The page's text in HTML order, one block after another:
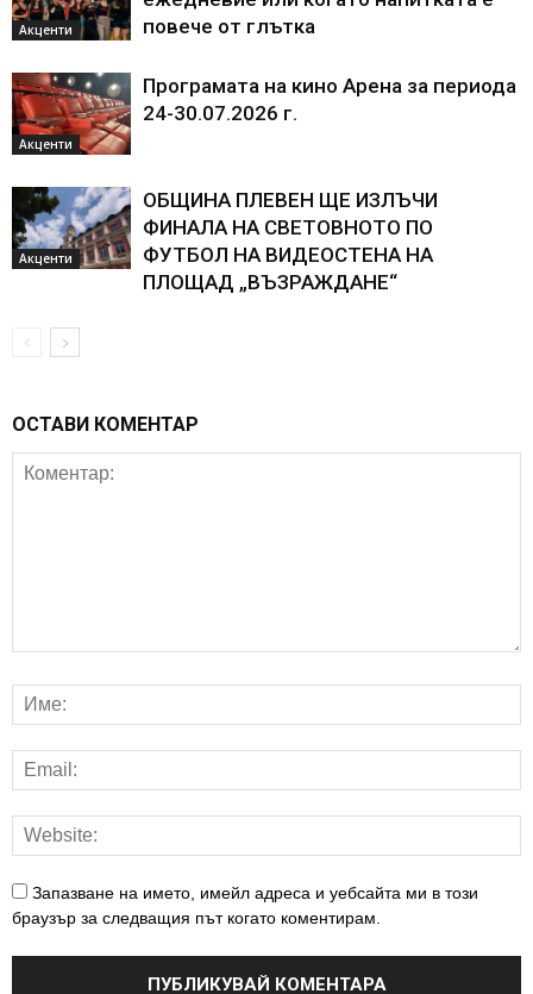
Акценти
повече от глътка
Акценти
Програмата на кино Арена за периода
24-30.07.2026 г.
Акценти
ОБЩИНА ПЛЕВЕН ЩЕ ИЗЛЪЧИ
ФИНАЛА НА СВЕТОВНОТО ПО
ФУТБОЛ НА ВИДЕОСТЕНА НА
ПЛОЩАД „ВЪЗРАЖДАНЕ“
ОСТАВИ КОМЕНТАР
Запазване на името, имейл адреса и уебсайта ми в този
браузър за следващия път когато коментирам.